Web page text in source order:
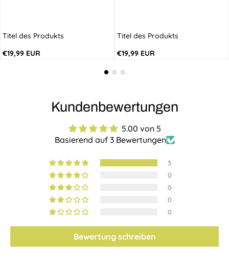
Titel des Produkts
Regulärer
€19,99 EUR
Titel des Produkts
Regulärer
€19,99 EUR
Kundenbewertungen
5.00 von 5
Basierend auf 3 Bewertungen
3
0
0
0
0
Bewertung schreiben